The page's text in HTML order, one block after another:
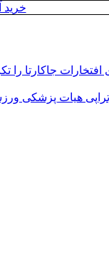
خرید
جاکارتا را
هیات پزشکی